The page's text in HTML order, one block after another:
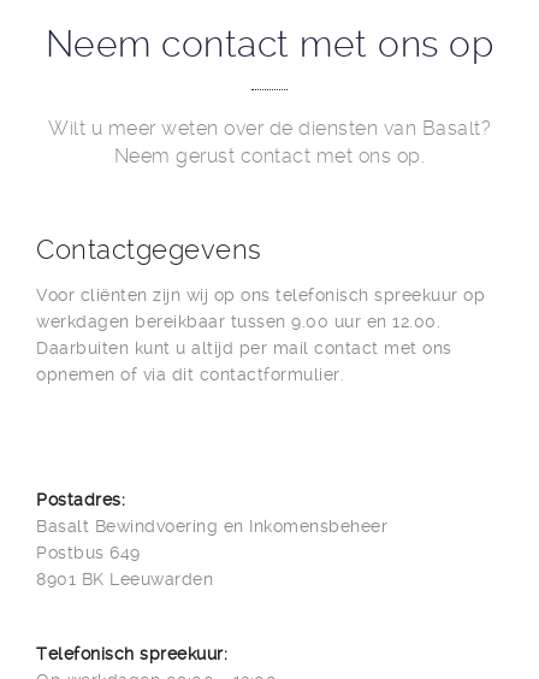
Neem contact met ons op
Wilt u meer weten over de diensten van Basalt?
Neem gerust contact met ons op.
Contactgegevens
Voor cliënten zijn wij op ons telefonisch spreekuur op
werkdagen bereikbaar tussen 9.00 uur en 12.00.
Daarbuiten kunt u altijd per mail contact met ons
opnemen of via dit contactformulier.
Postadres:
Basalt Bewindvoering en Inkomensbeheer
Postbus 649
8901 BK Leeuwarden
Telefonisch spreekuur: